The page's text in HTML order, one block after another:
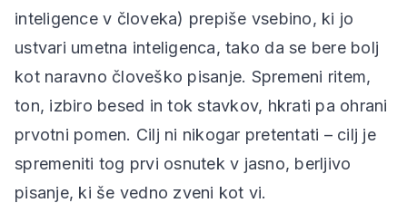
inteligence v človeka) prepiše vsebino, ki jo
ustvari umetna inteligenca, tako da se bere bolj
kot naravno človeško pisanje. Spremeni ritem,
ton, izbiro besed in tok stavkov, hkrati pa ohrani
prvotni pomen. Cilj ni nikogar pretentati – cilj je
spremeniti tog prvi osnutek v jasno, berljivo
pisanje, ki še vedno zveni kot vi.